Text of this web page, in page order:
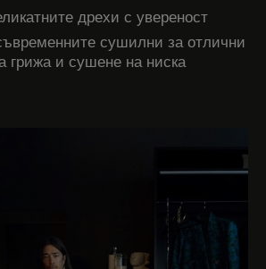
дрехи с увереност
сушилни за отлични
грижа и сушене на ниска